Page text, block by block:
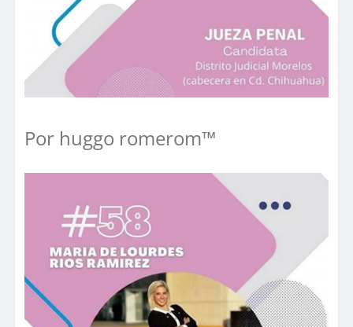
Por huggo romerom™